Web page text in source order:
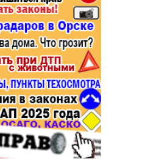
Торговля
Бизнес и финансы
Юристы, Экспертиза, Страхование
Ремонт
Социальные организации
Это интересно
Администрация